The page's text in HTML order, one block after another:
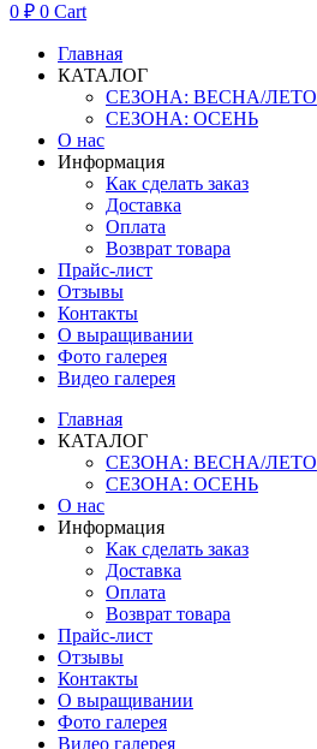
0 ₽ 0 Cart
Главная
КАТАЛОГ
СЕЗОНА: ВЕСНА/ЛЕТО
СЕЗОНА: ОСЕНЬ
О нас
Информация
Как сделать заказ
Доставка
Оплата
Возврат товара
Прайс-лист
Отзывы
Контакты
О выращивании
Фото галерея
Видео галерея
Главная
КАТАЛОГ
СЕЗОНА: ВЕСНА/ЛЕТО
СЕЗОНА: ОСЕНЬ
О нас
Информация
Как сделать заказ
Доставка
Оплата
Возврат товара
Прайс-лист
Отзывы
Контакты
О выращивании
Фото галерея
Видео галерея